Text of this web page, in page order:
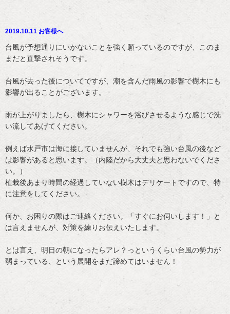
2019.10.11 お客様へ
台風が予想通りにいかないことを強く願っているのですが、このま
まだと直撃されそうです。
台風が去った後についてですが、潮を含んだ雨風の影響で樹木にも
影響が出ることがございます。
雨が上がりましたら、樹木にシャワーを浴びさせるような感じで洗
い流してあげてください。
例えば水戸市は海に接していませんが、それでも強い台風の後など
は影響があると思います。（内陸だから大丈夫と思わないでくださ
い。）
植栽後あまり時間の経過していない樹木はデリケートですので、特
に注意をしてください。
何か、お困りの際はご連絡ください。「すぐにお伺いします！」と
は言えませんが、対策を練りお伝えいたします。
とは言え、明日の朝になったらアレ？っというくらい台風の勢力が
弱まっている、という展開をまだ諦めてはいません！